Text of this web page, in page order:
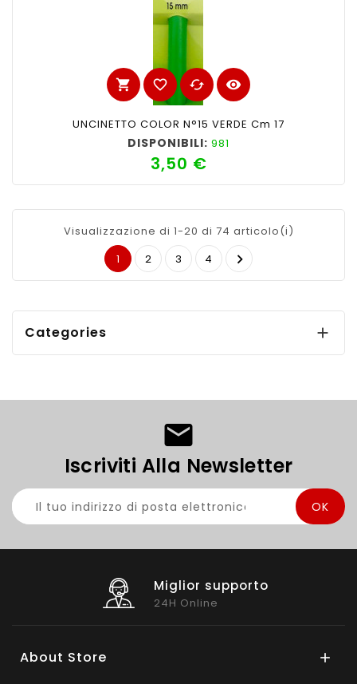
shopping_cart favorite_border cached visibility
UNCINETTO COLOR N°15 VERDE Cm 17
DISPONIBILI: 981
3,50 €Prezzo
Visualizzazione di 1-20 di 74 articolo(i)
1
2 3 4 
Categories 
Iscriviti Alla Newsletter
Miglior supporto
24H Online
About Store 